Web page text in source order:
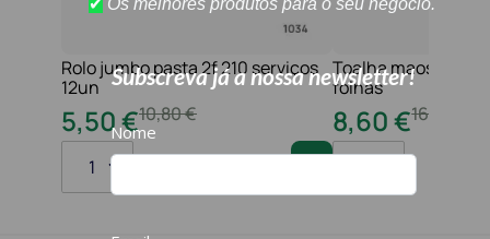
Rolo jumbo pasta 2f 210 serviços
12un
10,80€
5,50€
1
Toalha maos 2f
folhas
16
8,60€